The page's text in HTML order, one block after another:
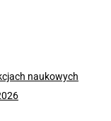
naukowych